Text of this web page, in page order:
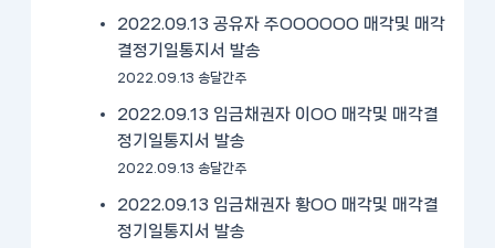
2022.09.13 공유자 주OOOOOO 매각및 매각
결정기일통지서 발송
2022.09.13 송달간주
2022.09.13 임금채권자 이OO 매각및 매각결
정기일통지서 발송
2022.09.13 송달간주
2022.09.13 임금채권자 황OO 매각및 매각결
정기일통지서 발송